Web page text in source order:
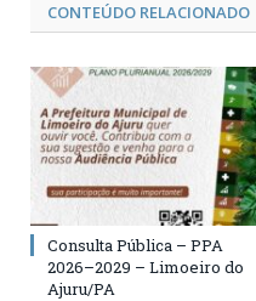
CONTEÚDO RELACIONADO
Consulta Pública – PPA
2026–2029 – Limoeiro do
Ajuru/PA